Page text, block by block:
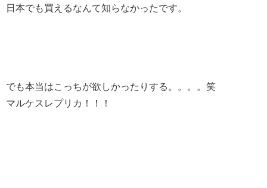
日本でも買えるなんて知らなかったです。
でも本当はこっちが欲しかったりする。。。。笑
マルケスレプリカ！！！